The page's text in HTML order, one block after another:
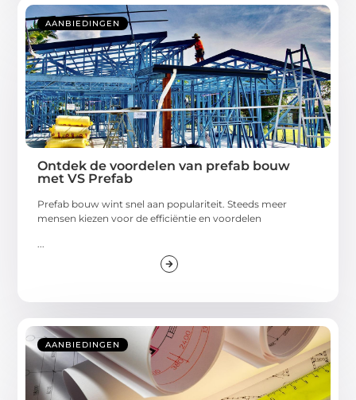
AANBIEDINGEN
Ontdek de voordelen van prefab bouw
met VS Prefab
Prefab bouw wint snel aan populariteit. Steeds meer
mensen kiezen voor de efficiëntie en voordelen
...
AANBIEDINGEN